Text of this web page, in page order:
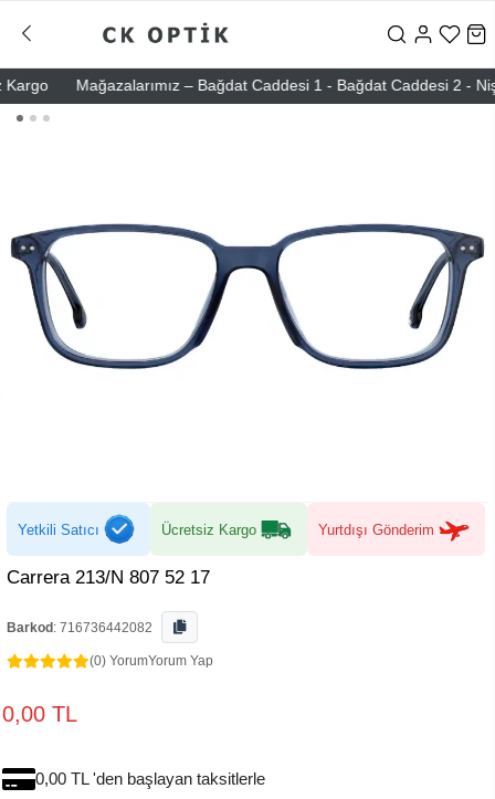
Mağazalarımız – Bağdat Caddesi 1 - Bağdat Caddesi 2 -
Yetkili Satıcı Ücretsiz Kargo Yurtdışı Gönderim
Carrera 213/N 807 52 17
Barkod : 716736442082
(0) YorumYorum Yap
0,00 TL
0,00 TL 'den başlayan taksitlerle